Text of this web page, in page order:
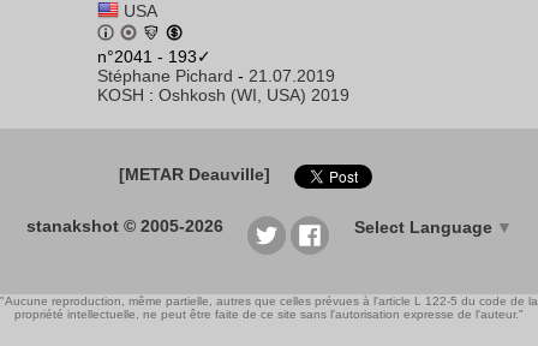
USA
n°2041 - 193✓
Stéphane Pichard - 21.07.2019
KOSH : Oshkosh (WI, USA) 2019
[METAR Deauville]
stanakshot © 2005-2026 Select Language ▼
"Aucune reproduction, même partielle, autres que celles prévues à l'article L 122-5 du code de la
propriété intellectuelle, ne peut être faite de ce site sans l'autorisation expresse de l'auteur."